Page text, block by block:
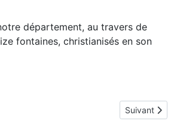
département, au travers de
fontaines, christianisés en son
Article
Suivant